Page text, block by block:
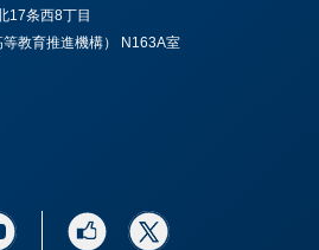
17条西8丁目
教育推進機構） N163A室